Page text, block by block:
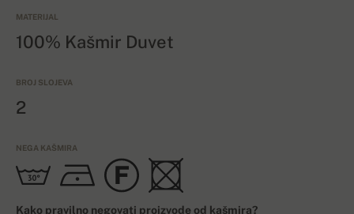
MATERIJAL
100% Kašmir Duvet
BROJ SLOJEVA
2
NEGA KAŠMIRA
Kako pravilno negovati proizvode od kašmira?